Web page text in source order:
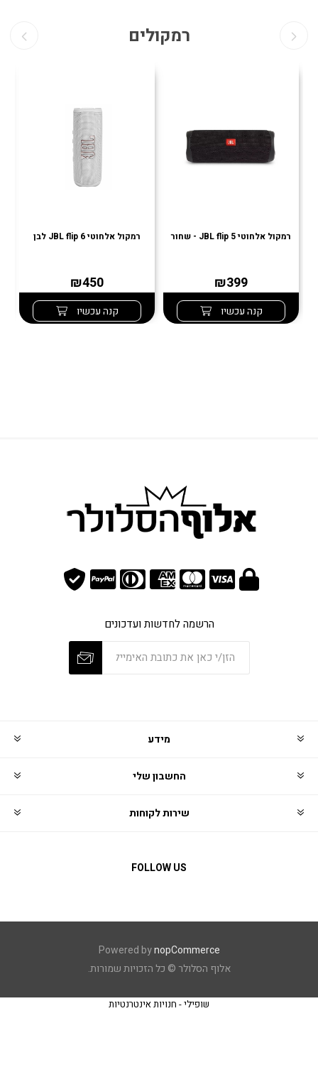
רמקולים
רמקול אלחוטי JBL flip 5 - שחור
₪399
קנה עכשיו
רמקול אלחוטי JBL flip 6 לבן
₪450
קנה עכשיו
הרשמה לחדשות ועדכונים
מידע
החשבון שלי
שירות לקוחות
FOLLOW US
Powered bynopCommerce
אלוף הסלולר © כל הזכויות שמורות.
שופילי - חנויות אינטרנטיות